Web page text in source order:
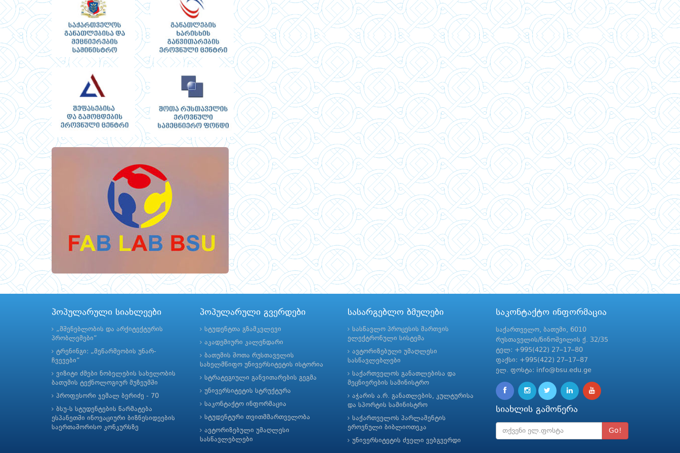
პოპულარული სიახლეები
„მშენებლობის და არქიტექტურის
პრობლემები“
ტრენინგი: „მეწარმეობის უნარ-
ჩვევები“
ვიზიტი ძმები ნობელების სახელობის
ბათუმის ტექნოლოგიურ მუზეუმში
პროფესორი ჯემალ ბერიძე - 70
ბსუ-ს სტუდენტების წარმატება
ესპანეთში ინოვაციური ბიზნესიდეების
საერთაშორისო კონკურსზე
პოპულარული გვერდები
სტუდენტთა გზამკვლევი
აკადემიური კალენდარი
ბათუმის შოთა რუსთაველის
სახელმწიფო უნივერსიტეტის ისტორია
სტრატეგიული განვითარების გეგმა
უნივერსიტეტის სტრუქტურა
საკონტაქტო ინფორმაცია
სტუდენტური თვითმმართველობა
ავტორიზებული უმაღლესი
სასწავლებლები
სასარგებლო ბმულები
სასწავლო პროცესის მართვის
ელექტრონული სისტემა
ავტორიზებული უმაღლესი
სასწავლებლები
საქართველოს განათლებისა და
მეცნიერების სამინისტრო
აჭარის ა.რ. განათლების, კულტურისა
და სპორტის სამინისტრო
საქართველოს პარლამენტის
ეროვნული ბიბლიოთეკა
უნივერსიტეტის ძველი ვებგვერდი
საკონტაქტო ინფორმაცია
საქართველო, ბათუმი, 6010
რუსთაველის/ნინოშვილის ქ. 32/35
ტელ: +995(422) 27–17–80
ფაქსი: +995(422) 27–17–87
ელ. ფოსტა: info@bsu.edu.ge
სიახლის გამოწერა
Go!